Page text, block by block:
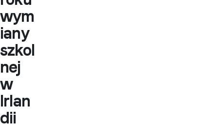
wym
iany
szkol
nej
w
Irlan
dii